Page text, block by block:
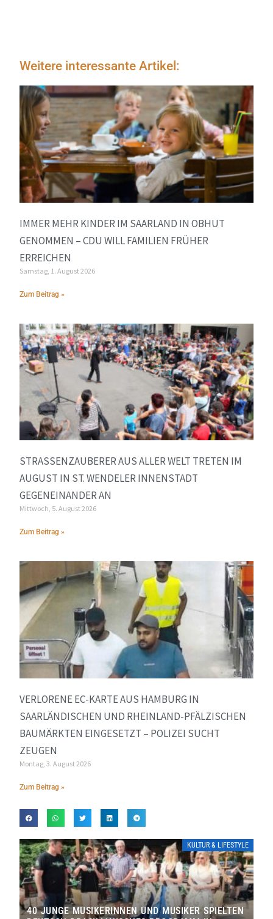
Weitere interessante Artikel:
IMMER MEHR KINDER IM SAARLAND IN OBHUT
GENOMMEN – CDU WILL FAMILIEN FRÜHER
ERREICHEN
Samstag, 1. August 2026
Zum Beitrag »
STRASSENZAUBERER AUS ALLER WELT TRETEN IM A
UGUST IN ST. WENDELER INNENSTADT G
EGENEINANDER AN
Mittwoch, 5. August 2026
Zum Beitrag »
VERLORENE EC-KARTE AUS HAMBURG IN
SAARLÄNDISCHEN UND RHEINLAND-PFÄLZISCHEN
BAUMÄRKTEN EINGESETZT – POLIZEI SUCHT
ZEUGEN
Montag, 3. August 2026
Zum Beitrag »
KULTUR & LIFESTYLE
40 JUNGE MUSIKERINNEN UND MUSIKER SPIELTEN